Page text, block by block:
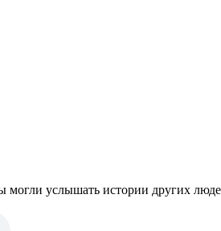
услышать истории других